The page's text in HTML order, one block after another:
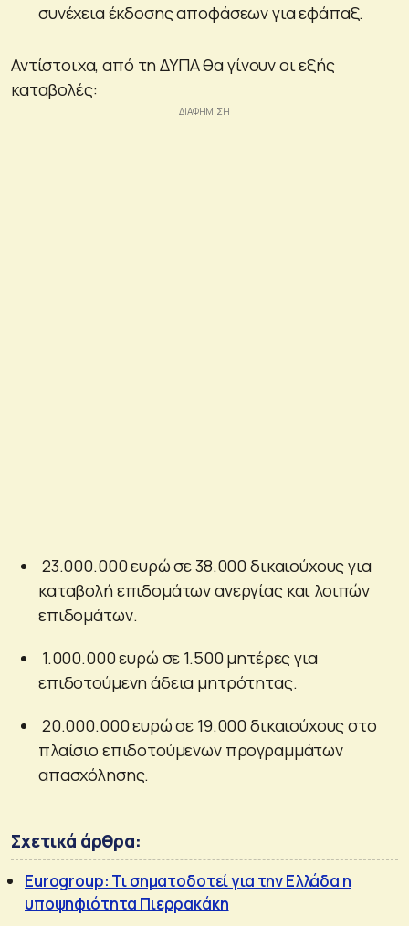
συνέχεια έκδοσης αποφάσεων για εφάπαξ.
Αντίστοιχα, από τη ΔΥΠΑ θα γίνουν οι εξής
καταβολές:
23.000.000 ευρώ σε 38.000 δικαιούχους για
καταβολή επιδομάτων ανεργίας και λοιπών
επιδομάτων.
1.000.000 ευρώ σε 1.500 μητέρες για
επιδοτούμενη άδεια μητρότητας.
20.000.000 ευρώ σε 19.000 δικαιούχους στο
πλαίσιο επιδοτούμενων προγραμμάτων
απασχόλησης.
Σχετικά άρθρα:
Eurogroup: Τι σηματοδοτεί για την Ελλάδα η
υποψηφιότητα Πιερρακάκη